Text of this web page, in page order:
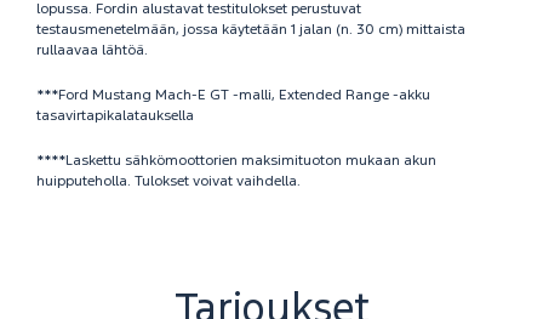
lopussa. Fordin alustavat testitulokset perustuvat
testausmenetelmään, jossa käytetään 1 jalan (n. 30 cm) mittaista
rullaavaa lähtöä.
***Ford Mustang Mach-E GT -malli, Extended Range -akku
tasavirtapikalatauksella
****Laskettu sähkömoottorien maksimituoton mukaan akun
huipputeholla. Tulokset voivat vaihdella.
Tarjoukset